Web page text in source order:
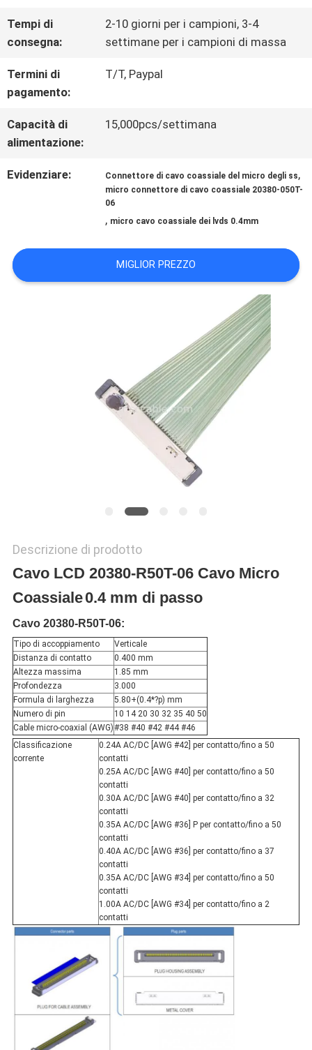
QUALITÀ
CONTATTACI
NOTIZIE
CASI
UN
PREVENTIVO
Tempi di
consegna:
2-10 giorni per i campioni, 3-4
settimane per i campioni di massa
Termini di
pagamento:
T/T, Paypal
Capacità di
alimentazione:
15,000pcs/settimana
Evidenziare: Connettore di cavo coassiale del micro degli ss,
micro connettore di cavo coassiale 20380-050T-
06
, micro cavo coassiale dei lvds 0.4mm
MIGLIOR PREZZO
Descrizione di prodotto
Cavo LCD 20380-R50T-06 Cavo Micro
Coassiale0.4 mm di passo
Cavo 20380-R50T-06:
Tipo di accoppiamento
Verticale
Distanza di contatto
0.400 mm
Altezza massima
1.85 mm
Profondezza
3.000
Formula di larghezza
5.80+(0.4*?p) mm
Numero di pin
10 14 20 30 32 35 40 50
Cable micro-coaxial (AWG)#38 #40 #42 #44 #46
Classificazione
corrente
0.24A AC/DC [AWG #42] per contatto/fino a 50
contatti
0.25A AC/DC [AWG #40] per contatto/fino a 50
contatti
0.30A AC/DC [AWG #40] per contatto/fino a 32
contatti
0.35A AC/DC [AWG #36] P per contatto/fino a 50
contatti
0.40A AC/DC [AWG #36] per contatto/fino a 37
contatti
0.35A AC/DC [AWG #34] per contatto/fino a 50
contatti
1.00A AC/DC [AWG #34] per contatto/fino a 2
contatti